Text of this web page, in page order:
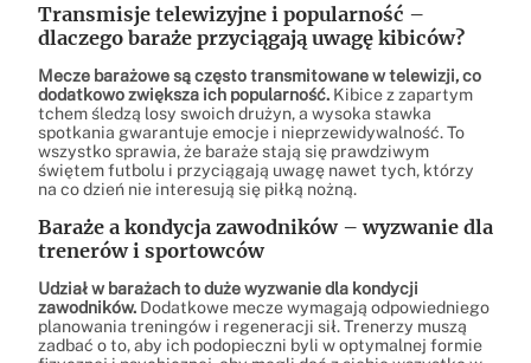
Transmisje telewizyjne i popularność –
dlaczego baraże przyciągają uwagę kibiców?
Mecze barażowe są często transmitowane w telewizji, co
dodatkowo zwiększa ich popularność. Kibice z zapartym
tchem śledzą losy swoich drużyn, a wysoka stawka
spotkania gwarantuje emocje i nieprzewidywalność. To
wszystko sprawia, że baraże stają się prawdziwym
świętem futbolu i przyciągają uwagę nawet tych, którzy
na co dzień nie interesują się piłką nożną.
Baraże a kondycja zawodników – wyzwanie dla
trenerów i sportowców
Udział w barażach to duże wyzwanie dla kondycji
zawodników. Dodatkowe mecze wymagają odpowiedniego
planowania treningów i regeneracji sił. Trenerzy muszą
zadbać o to, aby ich podopieczni byli w optymalnej formie